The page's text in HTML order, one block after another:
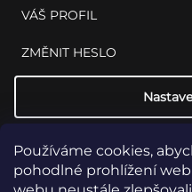
Používáme cookies,
pohodlné prohlížení
VÁŠ PROFIL
ZMĚNIT HESLO